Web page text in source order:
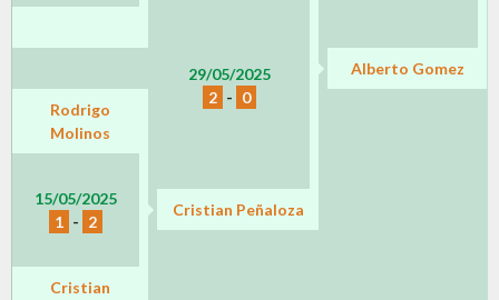
29/05/2025
2 - 0
Alberto Gomez
Rodrigo
Molinos
15/05/2025
1 - 2
Cristian Peñaloza
Cristian